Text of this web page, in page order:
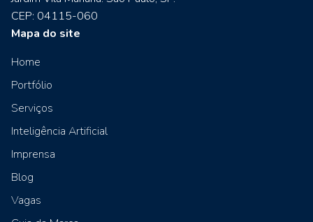
CEP: 04115-060
Mapa do site
Home
Portfólio
Serviços
Inteligência Artificial
Imprensa
Blog
Vagas